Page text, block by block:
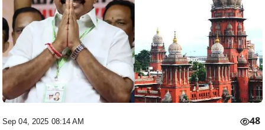
Sep 04, 2025 08:14 AM 48